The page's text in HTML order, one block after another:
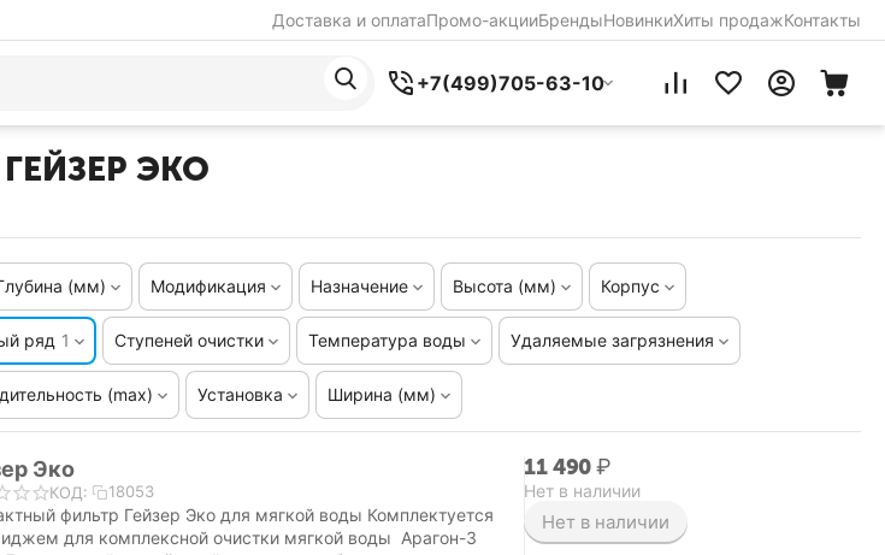
Доставка и оплатаПромо-акцииБрендыНовинкиХиты продажКонтакты
+7(499)705-63-10
ЭКО
(мм) Модификация Назначение Высота (мм) Корпус
ряд 1 Ступеней очистки Температура воды Удаляемые загрязнения
(max) Установка Ширина (мм)
Эко
КОД: 18053
фильтр Гейзер Эко для мягкой воды Комплектуется
для комплексной очистки мягкой воды Арагон-3
11 490₽
Нет в наличии
Нет в наличии